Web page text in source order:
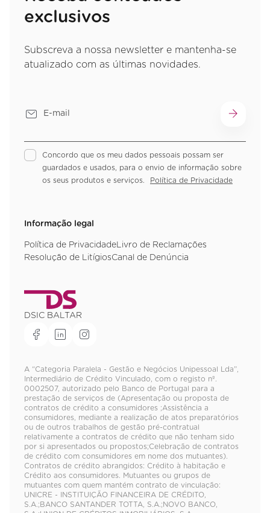
exclusivos
Subscreva a nossa newsletter e mantenha-se
atualizado com as últimas novidades.
Concordo que os meu dados pessoais possam ser
guardados e usados, para o envio de informação sobre
os seus produtos e serviços.
Política de Privacidade
Informação legal
Política de Privacidade Livro de Reclamações
Resolução de LitígiosCanal de Denúncia
DSIC BALTAR
A “Categoria Paralela - Gestão e Negócios Unipessoal Lda”,
Intermediário de Crédito Vinculado, com o registo nº.
0002507, autorizado pelo Banco de Portugal para a
prestação de serviços de (Apresentação ou proposta de
contratos de crédito a consumidores ;Assistência a
consumidores, mediante a realização de atos preparatórios
ou de outros trabalhos de gestão pré-contratual
relativamente a contratos de crédito que não tenham sido
por si apresentados ou propostos;Celebração de contratos
de crédito com consumidores em nome dos mutuantes).
Contratos de crédito abrangidos: Crédito à habitação e
Crédito aos consumidores. Mutuantes ou grupos de
mutuantes com quem mantém contrato de vinculação:
UNICRE - INSTITUIÇÃO FINANCEIRA DE CRÉDITO,
S.A.;BANCO SANTANDER TOTTA, S.A.;NOVO BANCO,